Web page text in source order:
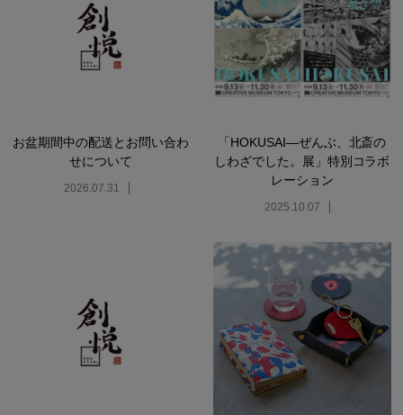
お盆期間中の配送とお問い合わ
せについて
2026.07.31
「HOKUSAI―ぜんぶ、北斎の
しわざでした。展」特別コラボ
レーション
2025.10.07